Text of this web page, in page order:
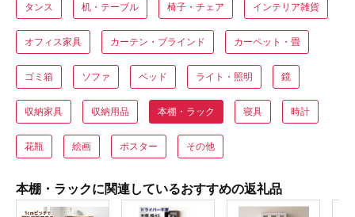
タンス 机・テーブル 椅子・チェア インテリア雑貨
オフィス家具 カーテン・ブラインド カーペット・畳
ゴミ箱 ソファ ベッド ライト・照明 鏡
収納家具 収納用品 本棚・ラック 寝具 時計
花瓶 絵画 ポスター その他
本棚・ラックに関連しているおすすめの返礼品